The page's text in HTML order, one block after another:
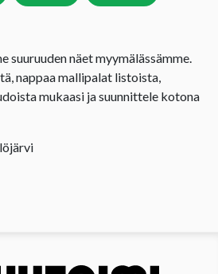
suuruuden näet myymälässämme.
nappaa mallipalat listoista,
mukaasi ja suunnittele kotona